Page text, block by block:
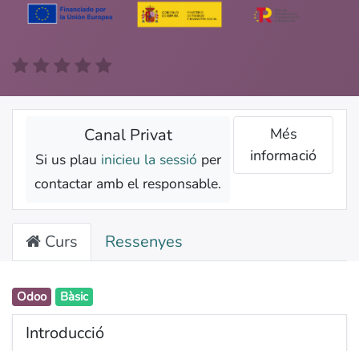
Canal Privat
Si us plau inicieu la sessió per
contactar amb el responsable.
Més
informació
Curs Ressenyes
Odoo Bàsic
Introducció